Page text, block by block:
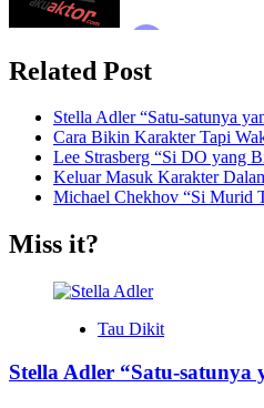
Related Post
Stella Adler “Satu-satunya
Cara Bikin Karakter Tapi
Lee Strasberg “Si DO yang
Keluar Masuk Karakter
Michael Chekhov “Si Murid
Miss it?
Tau Dikit
Stella Adler “Satu-satunya